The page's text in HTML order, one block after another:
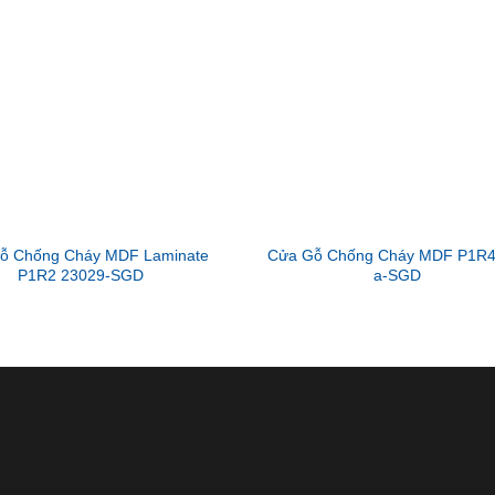
Chống Cháy MDF Laminate
P1R2 23029-SGD
Cửa Gỗ Chống Cháy MDF
a-SGD